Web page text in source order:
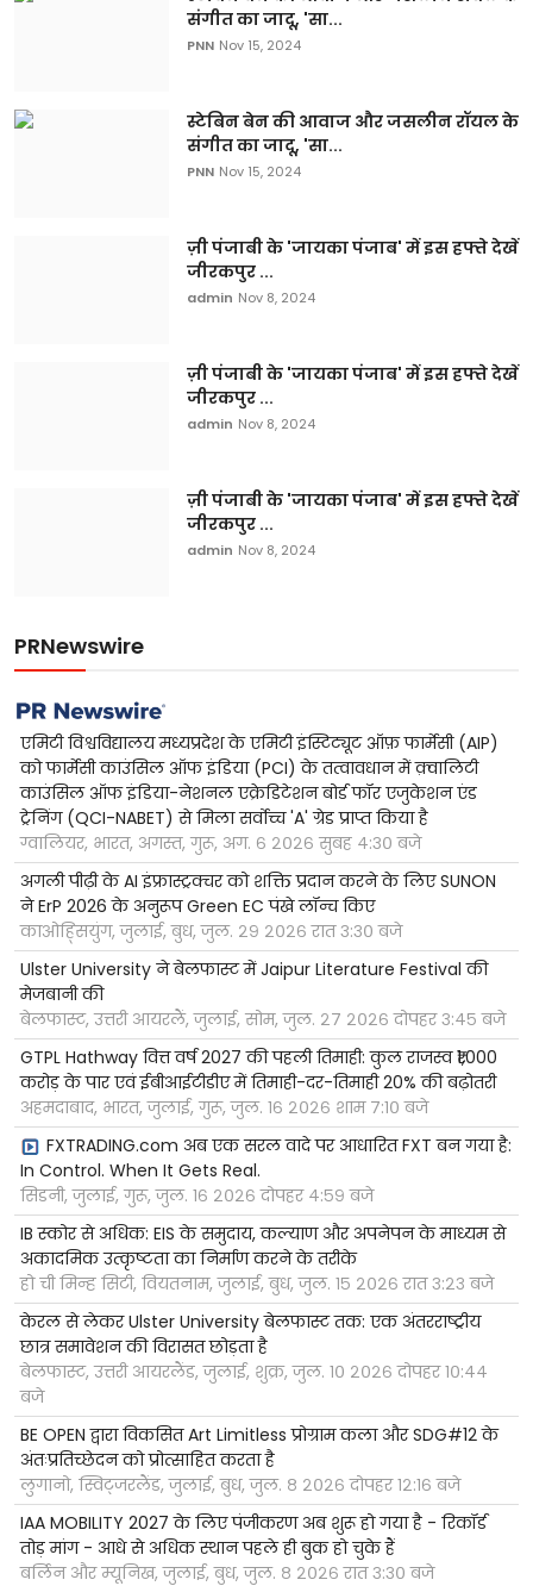
संगीत का जादू, 'सा...
PNN Nov 15, 2024
स्टेबिन बेन की आवाज और जसलीन रॉयल के
संगीत का जादू, 'सा...
PNN Nov 15, 2024
ज़ी पंजाबी के 'जायका पंजाब' में इस हफ्ते देखें
जीरकपुर ...
admin Nov 8, 2024
ज़ी पंजाबी के 'जायका पंजाब' में इस हफ्ते देखें
जीरकपुर ...
admin Nov 8, 2024
ज़ी पंजाबी के 'जायका पंजाब' में इस हफ्ते देखें
जीरकपुर ...
admin Nov 8, 2024
PRNewswire
एमिटी विश्वविद्यालय मध्यप्रदेश के एमिटी इंस्टिट्यूट ऑफ़ फार्मेसी (AIP)
को फार्मेसी काउंसिल ऑफ इंडिया (PCI) के तत्वावधान में क़्वालिटी
काउंसिल ऑफ इंडिया-नेशनल एक्रेडिटेशन बोर्ड फॉर एजुकेशन एंड
ट्रेनिंग (QCI-NABET) से मिला सर्वोच्च 'A' ग्रेड प्राप्त किया है
ग्वालियर, भारत, अगस्त, गुरू, अग. ६ २०२६ सुबह ४:३० बजे
अगली पीढ़ी के AI इंफ्रास्ट्रक्चर को शक्ति प्रदान करने के लिए SUNON
ने ErP 2026 के अनुरूप Green EC पंखे लॉन्च किए
काओह्सियुंग, जुलाई, बुध, जुल. २९ २०२६ रात ३:३० बजे
Ulster University ने बेलफास्ट में Jaipur Literature Festival की
मेजबानी की
बेलफास्ट, उत्तरी आयरलैं, जुलाई, सोम, जुल. २७ २०२६ दोपहर ३:४५ बजे
GTPL Hathway वित्त वर्ष 2027 की पहली तिमाही: कुल राजस्व ₹1,000
करोड़ के पार एवं ईबीआईटीडीए में तिमाही-दर-तिमाही 20% की बढ़ोतरी
अहमदाबाद, भारत, जुलाई, गुरू, जुल. १६ २०२६ शाम ७:१० बजे
FXTRADING.com अब एक सरल वादे पर आधारित FXT बन गया है:
In Control. When It Gets Real.
सिडनी, जुलाई, गुरू, जुल. १६ २०२६ दोपहर ४:५९ बजे
IB स्कोर से अधिक: EIS के समुदाय, कल्याण और अपनेपन के माध्यम से
अकादमिक उत्कृष्टता का निर्माण करने के तरीके
हो ची मिन्ह सिटी, वियतनाम, जुलाई, बुध, जुल. १५ २०२६ रात ३:२३ बजे
केरल से लेकर Ulster University बेलफास्ट तक: एक अंतरराष्ट्रीय
छात्र समावेशन की विरासत छोड़ता है
बेलफास्ट, उत्तरी आयरलैंड, जुलाई, शुक्र, जुल. १० २०२६ दोपहर १०:४४
बजे
BE OPEN द्वारा विकसित Art Limitless प्रोग्राम कला और SDG#12 के
अंतःप्रतिच्छेदन को प्रोत्साहित करता है
लुगानो, स्विट्जरलैंड, जुलाई, बुध, जुल. ८ २०२६ दोपहर १२:१६ बजे
IAA MOBILITY 2027 के लिए पंजीकरण अब शुरू हो गया है - रिकॉर्ड
तोड़ मांग - आधे से अधिक स्थान पहले ही बुक हो चुके हैं
बर्लिन और म्यूनिख, जुलाई, बुध, जुल. ८ २०२६ रात ३:३० बजे